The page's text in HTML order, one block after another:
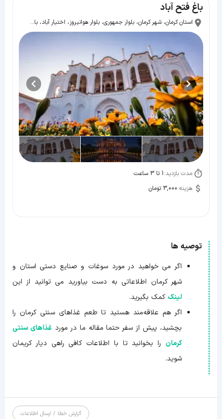
باغ فتح آباد
استان کرمان، شهر کرمان، بلوار جمهوری، بلوار هوانیروز، اختیار آباد، باغ فتح آباد
مدت بازدید:1 تا 3 ساعت
هزینه:3,000 تومان
توصیه ها
اگر می خواهید در مورد سوغات و صنایع دستی استان و
شهر کرمان اطلاعاتی به دست بیاورید می توانید از این
لینک کمک بگیرید.
اگر هم علاقه‌مند هستید تا طعم غذاهای سنتی کرمان را
بچشید، پیش از سفر حتما مقاله ما در مورد غذاهای سنتی
کرمان را بخوانید تا با اطلاعات کافی راهی دیار کریمان
شوید.
گزارش خطا / ارسال اطلاعات